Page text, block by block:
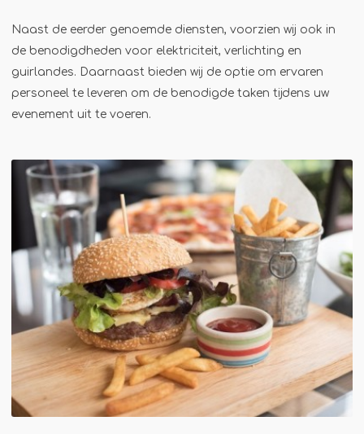
Soepkraam
Stroopwafelkraam
Sinaasappelpers
Winterkraam
Winterhuisje
Naast de eerder genoemde diensten, voorzien wij ook in
de benodigdheden voor elektriciteit, verlichting en
guirlandes. Daarnaast bieden wij de optie om ervaren
personeel te leveren om de benodigde taken tijdens uw
evenement uit te voeren.